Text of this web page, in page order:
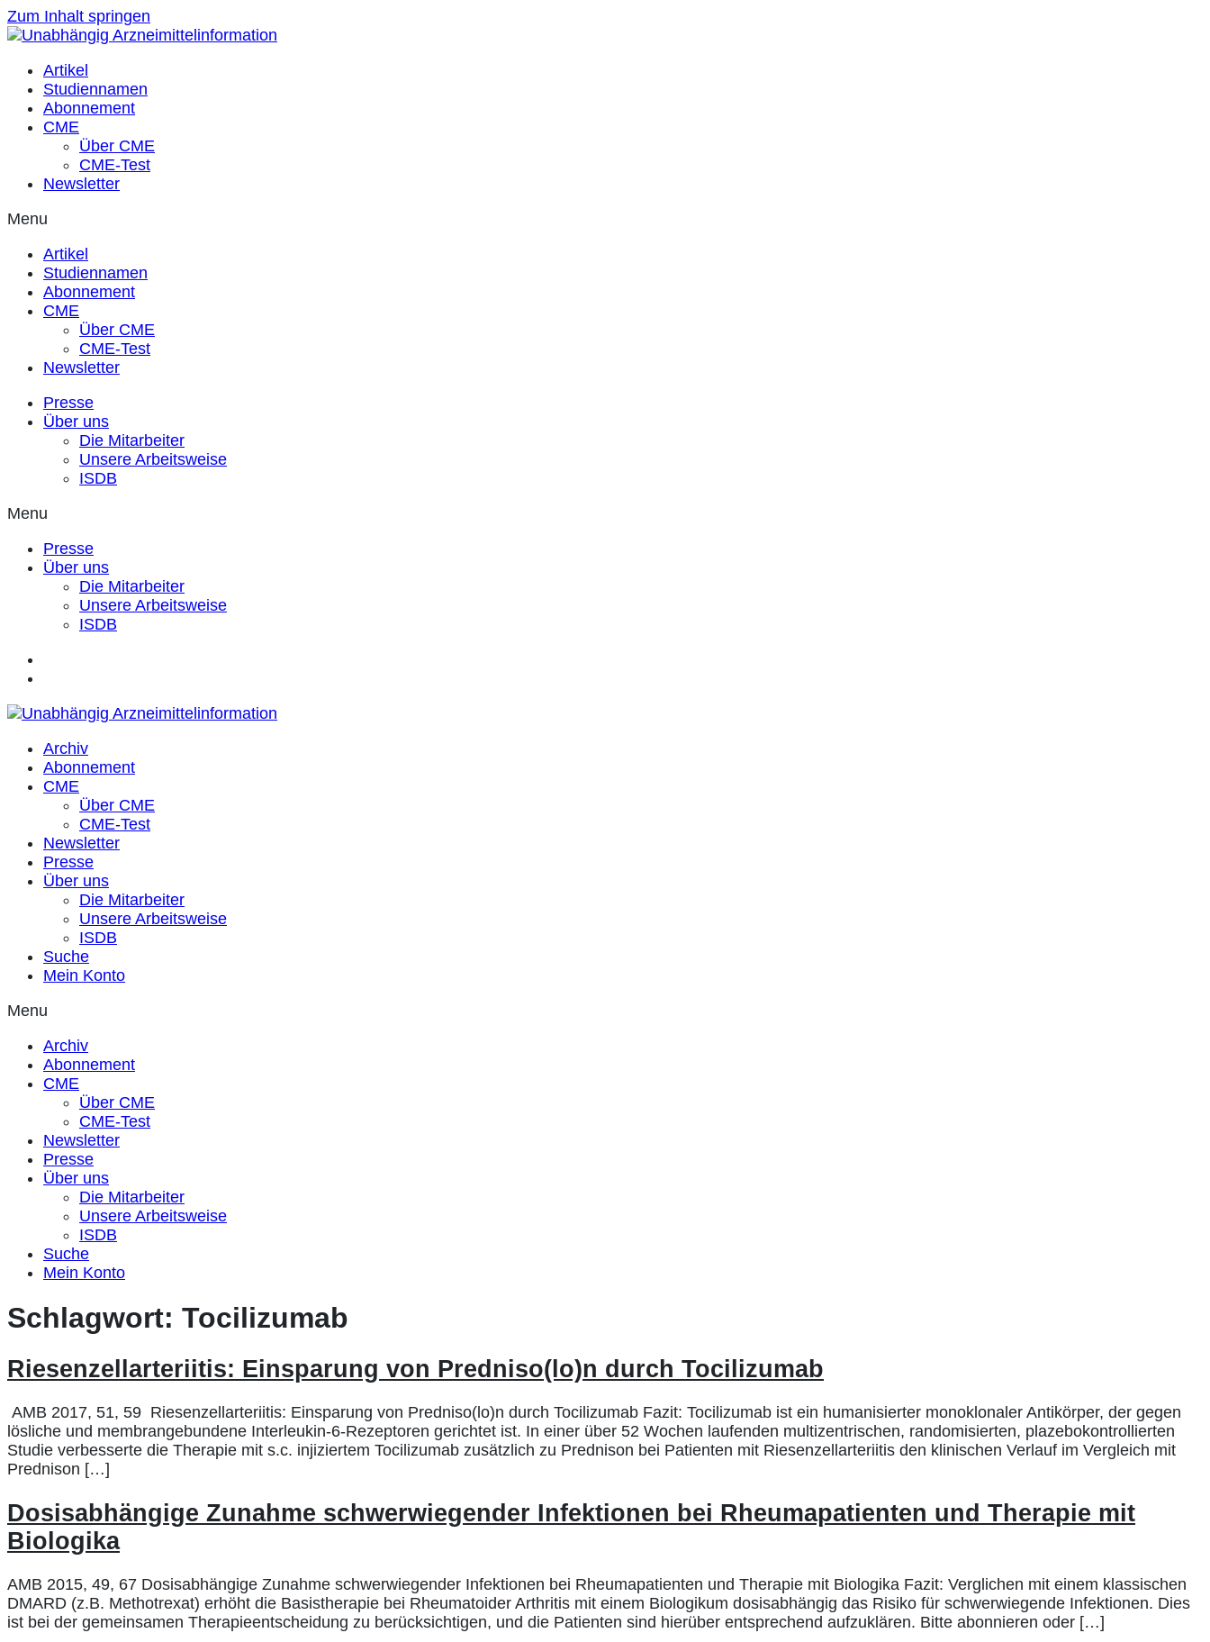
Zum Inhalt springen
Artikel
Studiennamen
Abonnement
CME
Über CME
CME-Test
Newsletter
Menu
Artikel
Studiennamen
Abonnement
CME
Über CME
CME-Test
Newsletter
Presse
Über uns
Die Mitarbeiter
Unsere Arbeitsweise
ISDB
Menu
Presse
Über uns
Die Mitarbeiter
Unsere Arbeitsweise
ISDB
Archiv
Abonnement
CME
Über CME
CME-Test
Newsletter
Presse
Über uns
Die Mitarbeiter
Unsere Arbeitsweise
ISDB
Suche
Mein Konto
Menu
Archiv
Abonnement
CME
Über CME
CME-Test
Newsletter
Presse
Über uns
Die Mitarbeiter
Unsere Arbeitsweise
ISDB
Suche
Mein Konto
Schlagwort: Tocilizumab
Riesenzellarteriitis: Einsparung von Predniso(lo)n durch Tocilizumab
AMB 2017, 51, 59 Riesenzellarteriitis: Einsparung von Predniso(lo)n durch Tocilizumab Fazit: Tocilizumab ist ein humanisierter monoklonaler Antikörper, der gegen
lösliche und membrangebundene Interleukin-6-Rezeptoren gerichtet ist. In einer über 52 Wochen laufenden multizentrischen, randomisierten, plazebokontrollierten
Studie verbesserte die Therapie mit s.c. injiziertem Tocilizumab zusätzlich zu Prednison bei Patienten mit Riesenzellarteriitis den klinischen Verlauf im Vergleich mit
Prednison […]
Dosisabhängige Zunahme schwerwiegender Infektionen bei Rheumapatienten und Therapie mit
Biologika
AMB 2015, 49, 67 Dosisabhängige Zunahme schwerwiegender Infektionen bei Rheumapatienten und Therapie mit Biologika Fazit: Verglichen mit einem klassischen
DMARD (z.B. Methotrexat) erhöht die Basistherapie bei Rheumatoider Arthritis mit einem Biologikum dosisabhängig das Risiko für schwerwiegende Infektionen. Dies
ist bei der gemeinsamen Therapieentscheidung zu berücksichtigen, und die Patienten sind hierüber entsprechend aufzuklären. Bitte abonnieren oder […]